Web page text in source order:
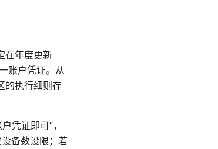
在年度更新
账户凭证。从
的执行细则存
凭证即可”，
备数设限；若